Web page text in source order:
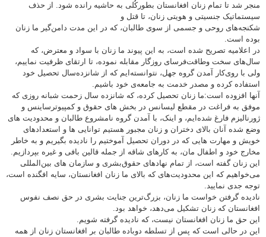
منجر شد تا تمام زنان افغانستان بطورکُلی به حاشیه رانده شود. از حذف
سیستماتیک جنسیتی و هویتی زنان، تا قتل و
شکنجه‌های روحی و جسمی از سوی طالبان، که در این مدت دامن‌گیر ما زنان
بوده است.
در اعلامیه تصریح شده است، به این پیوند ما زنان با سواد و معترض، که
سال‌های سخت وطاقت‌فرسای روزگار مقابله نموده، تا ارتقای ظرفیت نماییم،
ولی با روی‌کار آمدن گروه جهل، نتوانسته‌ایم که از شانزده‌سال تحصیل خود
استفاده کرده و مصدر خدمت به جامعه‌ی خود باشیم.
آنها افزوده است:ما زنان تحصیل کرده، که شانزده‌‌‌‌ سال زحمت شبانه روزی که
موفق به فراغت در مقطع لیسانس در بخش های حقوق و کمپیوترساینس و
ژورنالیزم فارغ شده‌ایم، و اینک، با آمدن گروه نامشروع طالبان و محدودیت های
وضع شده آنان بالای دختران و زنان مجبور هستیم توانایی ها و استعدادهای
خویش و مهارت هایی که در دوران تحصیل آموختیم را نادیده بگیریم و به خاطر
مخارج خود و اطفال مان، به کارهای شاقه از جمله قالین بافی و غیره بپردازیم.
این زنان گفته است، از تمام نهادهای حقوق‌بشری و سازمان های بین‌المللی
می‌خواهیم که این محدودیت‌های که بالای ما زنان افغانستان، سایه افگنده است،
توجه جدی نمایید.
نادیده گرفتن خواست ما زنان، بزرگ‌ترین جنایت بشری در حق نصف نفوس
افغانستان که زنان تشکیل می‌دهد، خواهد بود.
این حق ما زنان افغانستان نیست، که نادیده گرفته شویم.
این در حالی است که پس از تسلطه دوباده طالبان بر افغانستان زنان از همه